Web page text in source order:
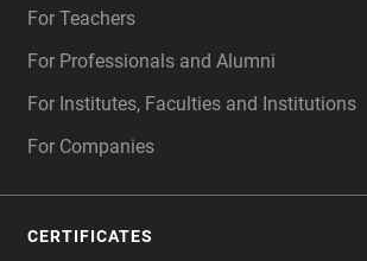
For Teachers
For Professionals and Alumni
For Institutes, Faculties and Institutions
For Companies
CERTIFICATES